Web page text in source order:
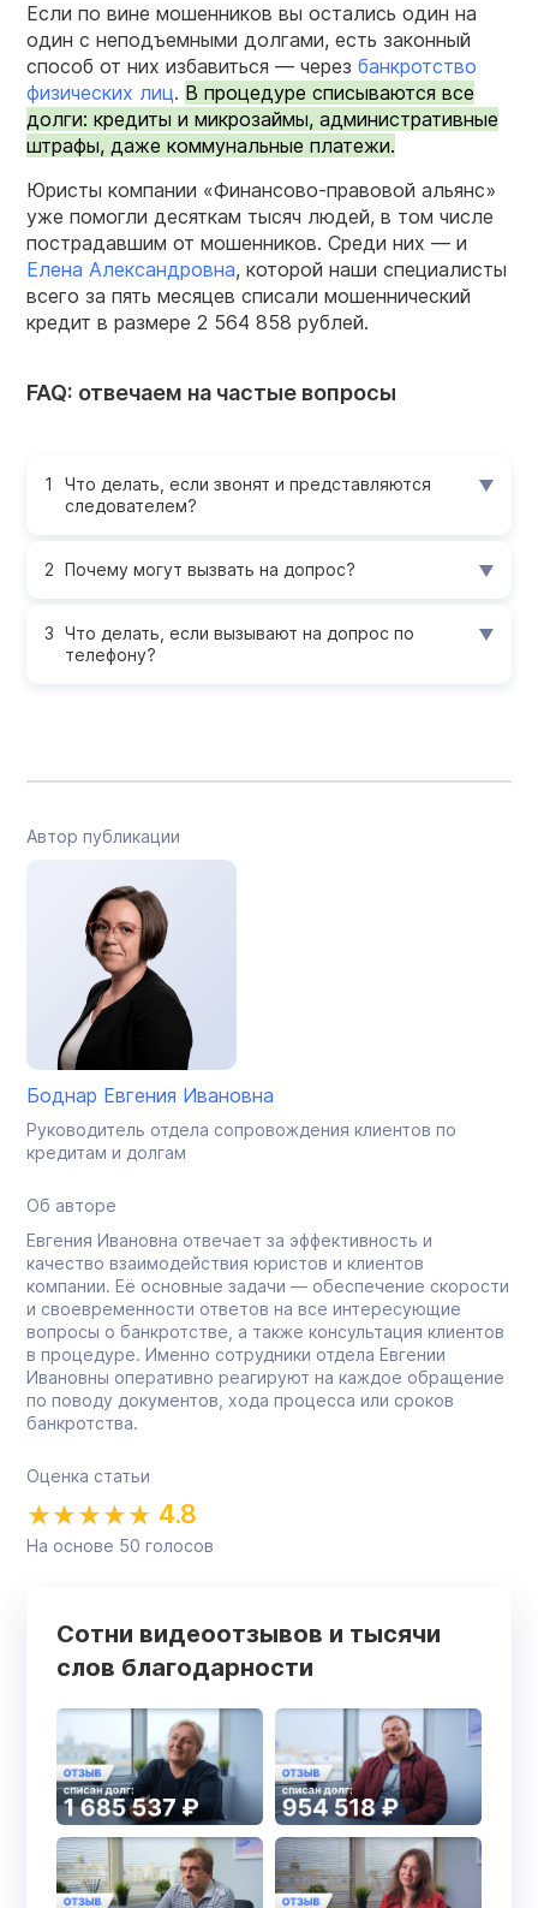
Если по вине мошенников вы остались один на
один с неподъемными долгами, есть законный
способ от них избавиться — через банкротство
физических лиц. В процедуре списываются все
долги: кредиты и микрозаймы, административные
штрафы, даже коммунальные платежи.
Юристы компании «Финансово-правовой альянс»
уже помогли десяткам тысяч людей, в том числе
пострадавшим от мошенников. Среди них — и
Елена Александровна, которой наши специалисты
всего за пять месяцев списали мошеннический
кредит в размере 2 564 858 рублей.
FAQ: отвечаем на частые вопросы
Что делать, если звонят и представляются
следователем?
Почему могут вызвать на допрос?
Что делать, если вызывают на допрос по
телефону?
Автор публикации
Боднар Евгения Ивановна
Руководитель отдела сопровождения клиентов по
кредитам и долгам
Об авторе
Евгения Ивановна отвечает за эффективность и
качество взаимодействия юристов и клиентов
компании. Её основные задачи — обеспечение скорости
и своевременности ответов на все интересующие
вопросы о банкротстве, а также консультация клиентов
в процедуре. Именно сотрудники отдела Евгении
Ивановны оперативно реагируют на каждое обращение
по поводу документов, хода процесса или сроков
банкротства.
Оценка статьи
4.8
На основе 50 голосов
Сотни видеоотзывов и тысячи
слов благодарности